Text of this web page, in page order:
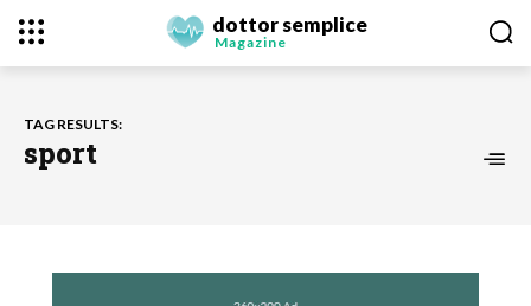
dottor semplice
Magazine
TAG RESULTS:
sport